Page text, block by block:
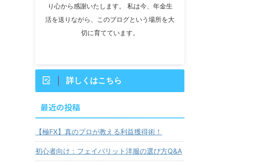
り心から感謝いたします。 私は今、年金生
活を送りながら、このブログという場所を大
切に育てています。
詳しくはこちら
最近の投稿
【極FX】真のプロが教える利益獲得術！
初心者向け：フェイバリット洋服の選び方Q&A